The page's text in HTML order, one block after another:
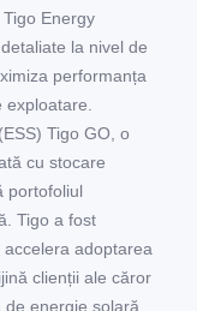
Energy
la nivel de
performanța
Tigo GO, o
cu stocare
portofoliul
Tigo a fost
adoptarea
clienții ale căror
energie solară